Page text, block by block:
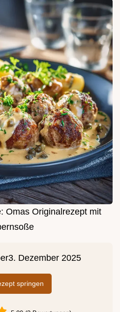
Omas Originalrezept mit
3. Dezember 2025
springen